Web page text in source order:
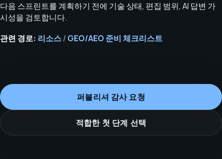
다음 스프린트를 계획하기 전에 기술 상태, 편집 범위, AI 답변 가
시성을 검토합니다.
관련 경로: 리소스/ GEO/AEO 준비 체크리스트
퍼블리셔 감사 요청
적합한 첫 단계 선택